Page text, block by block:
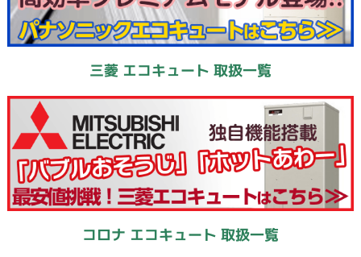
三菱 エコキュート 取扱一覧
コロナ エコキュート 取扱一覧